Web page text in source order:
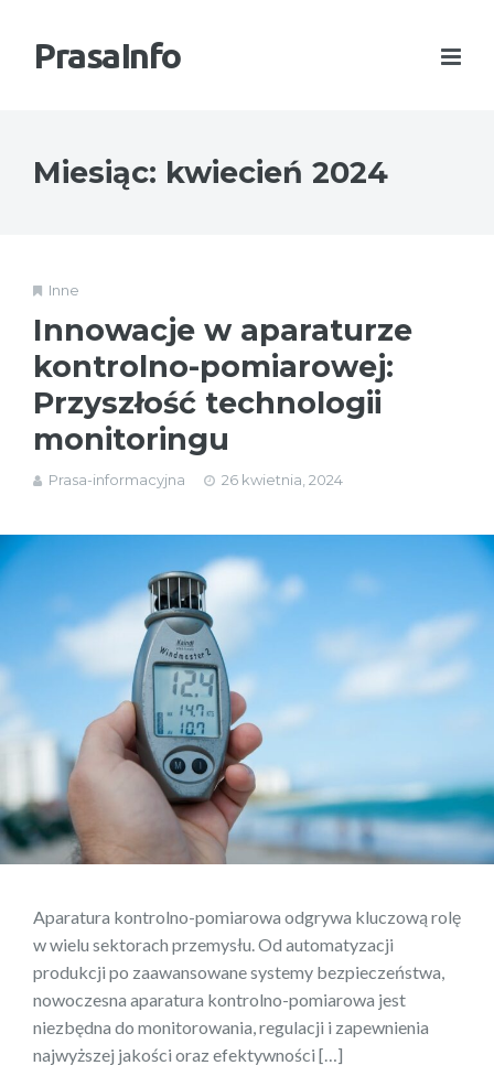
PrasaInfo
Miesiąc: kwiecień 2024
Inne
Innowacje w aparaturze
kontrolno-pomiarowej:
Przyszłość technologii
monitoringu
Prasa-informacyjna 26 kwietnia, 2024
Aparatura kontrolno-pomiarowa odgrywa kluczową rolę
w wielu sektorach przemysłu. Od automatyzacji
produkcji po zaawansowane systemy bezpieczeństwa,
nowoczesna aparatura kontrolno-pomiarowa jest
niezbędna do monitorowania, regulacji i zapewnienia
najwyższej jakości oraz efektywności […]